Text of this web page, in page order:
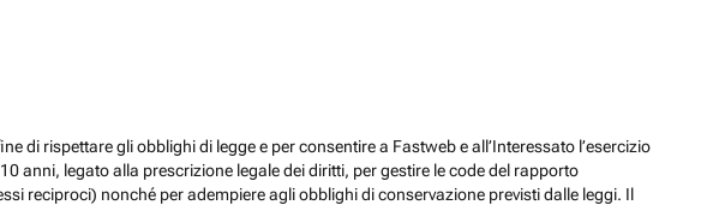
di rispettare gli obblighi di legge e per consentire a Fastweb e all’Interessato l’esercizio
anni, legato alla prescrizione legale dei diritti, per gestire le code del rapporto
reciproci) nonché per adempiere agli obblighi di conservazione previsti dalle leggi. Il